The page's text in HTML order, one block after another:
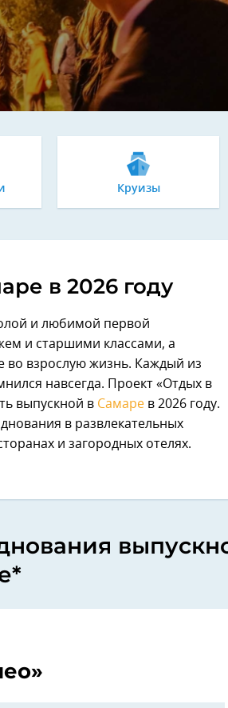
Круизы
в 2026 году
и любимой первой
и старшими классами, а
во взрослую жизнь. Каждый из
навсегда. Проект «Отдых в
выпускной в Самаре в 2026 году.
в развлекательных
и загородных отелях.